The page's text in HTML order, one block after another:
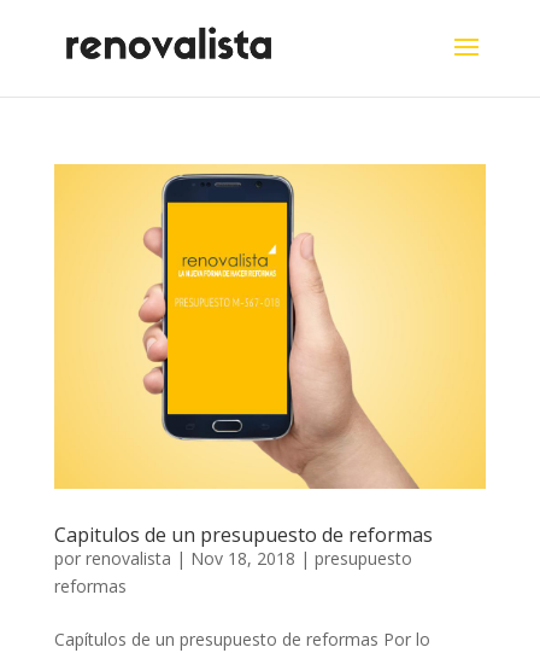
Capitulos de un presupuesto de reformas
por renovalista | Nov 18, 2018 | presupuesto
reformas
Capítulos de un presupuesto de reformas Por lo